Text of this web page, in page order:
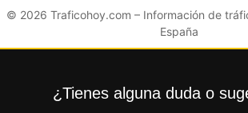
© 2026 Traficohoy.com – Información de
España
¿Tienes alguna duda o